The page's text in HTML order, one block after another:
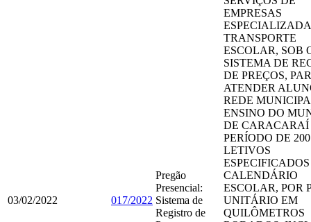
03/02/2022 017/2022
Pregão
Presencial:
Sistema de
Registro de
EMPRESAS
TRANSPORTE
ESCOLAR, SOB
SISTEMA DE
DE PREÇOS,
ATENDER
REDE
ENSINO DO
DE CARACARAÍ
PERÍODO DE
LETIVOS
CALENDÁRIO
ESCOLAR, POR
UNITÁRIO EM
QUILÔMETROS